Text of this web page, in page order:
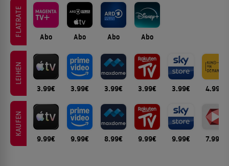
FLATRATE Abo Abo Abo Abo
LEIHEN
3.99€ 3.99€ 3.99€ 3.99€ 3.99€ 4.99€
KAUFEN
9.99€ 9.99€ 8.99€ 9.99€ 9.99€ 7.99€